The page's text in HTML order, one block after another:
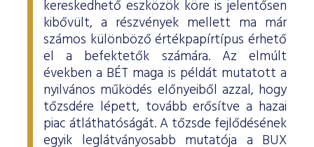
kereskedhető eszközök köre is jelentősen
kibővült, a részvények mellett ma már
számos különböző értékpapírtípus érhető
el a befektetők számára. Az elmúlt
években a BÉT maga is példát mutatott a
nyilvános működés előnyeiből azzal, hogy
tőzsdére lépett, tovább erősítve a hazai
piac átláthatóságát. A tőzsde fejlődésének
egyik leglátványosabb mutatója a BUX